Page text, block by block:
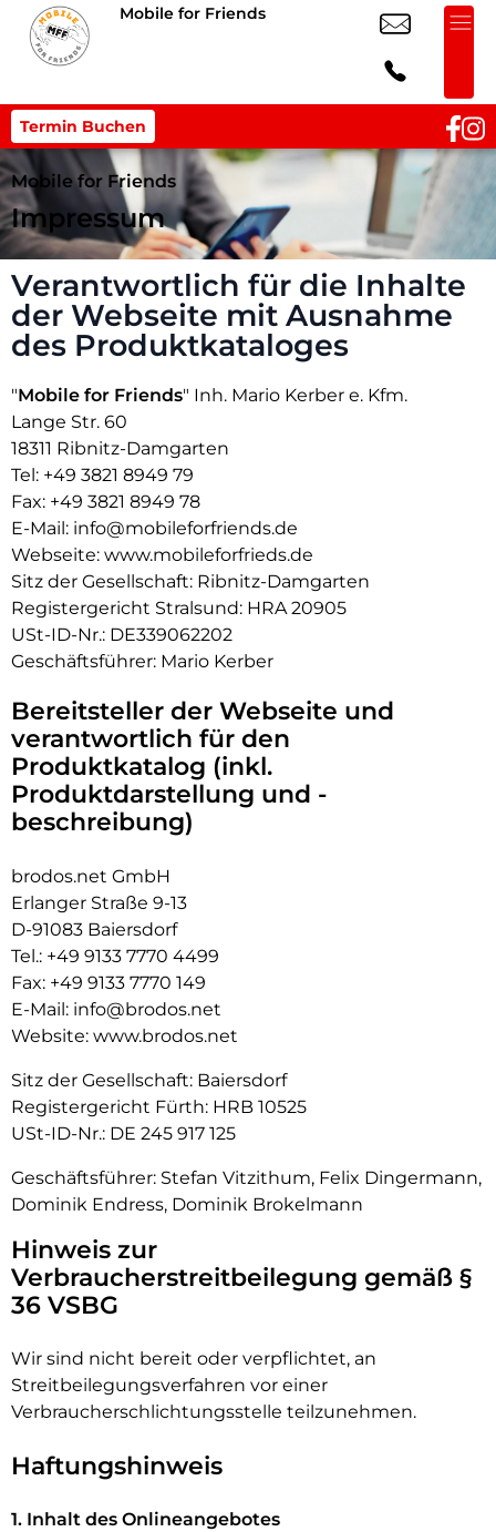
Mobile for Friends
Termin Buchen
Mobile for Friends
Impressum
Verantwortlich für die Inhalte
der Webseite mit Ausnahme
des Produktkataloges
"Mobile for Friends" Inh. Mario Kerber e. Kfm.
Lange Str. 60
18311 Ribnitz-Damgarten
Tel: +49 3821 8949 79
Fax: +49 3821 8949 78
E-Mail: info@mobileforfriends.de
Webseite: www.mobileforfrieds.de
Sitz der Gesellschaft: Ribnitz-Damgarten
Registergericht Stralsund: HRA 20905
USt-ID-Nr.: DE339062202
Geschäftsführer: Mario Kerber
Bereitsteller der Webseite und
verantwortlich für den
Produktkatalog (inkl.
Produktdarstellung und -
beschreibung)
brodos.net GmbH
Erlanger Straße 9-13
D-91083 Baiersdorf
Tel.: +49 9133 7770 4499
Fax: +49 9133 7770 149
E-Mail: info@brodos.net
Website: www.brodos.net
Sitz der Gesellschaft: Baiersdorf
Registergericht Fürth: HRB 10525
USt-ID-Nr.: DE 245 917 125
Geschäftsführer: Stefan Vitzithum, Felix Dingermann,
Dominik Endress, Dominik Brokelmann
Hinweis zur
Verbraucherstreitbeilegung gemäß §
36 VSBG
Wir sind nicht bereit oder verpflichtet, an
Streitbeilegungsverfahren vor einer
Verbraucherschlichtungsstelle teilzunehmen.
Haftungshinweis
1. Inhalt des Onlineangebotes